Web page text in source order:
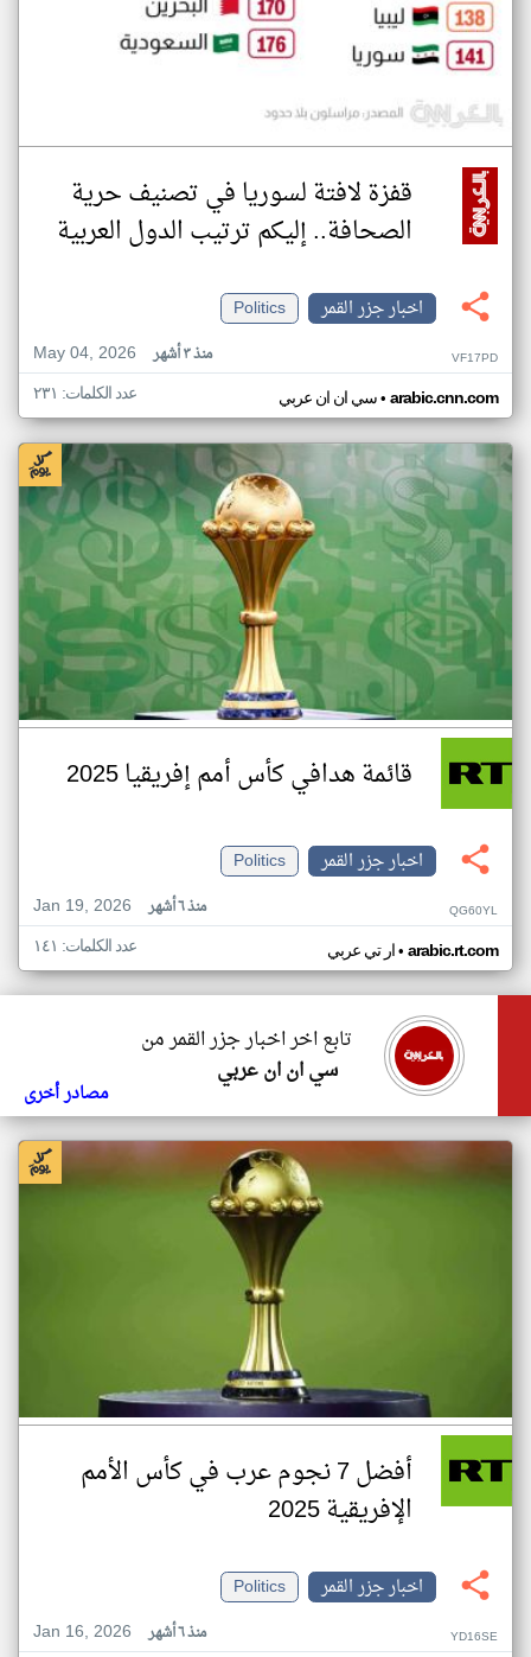
قفزة لافتة لسوريا في تصنيف حرية
الصحافة.. إليكم ترتيب الدول العربية
اخبار جزر القمر
Politics
May 04, 2026
منذ ٣ أشهر VF17PD
سي ان ان عربي• arabic.cnn.com عدد الكلمات: ٢٣١
قائمة هدافي كأس أمم إفريقيا 2025
اخبار جزر القمر
Politics
Jan 19, 2026
منذ ٦ أشهر QG60YL
ار تي عربي• arabic.rt.com عدد الكلمات: ١٤١
تابع اخر اخبار جزر القمر من
سي ان ان عربي
مصادر أخرى
أفضل 7 نجوم عرب في كأس الأمم
الإفريقية 2025
اخبار جزر القمر
Politics
Jan 16, 2026
منذ ٦ أشهر YD16SE